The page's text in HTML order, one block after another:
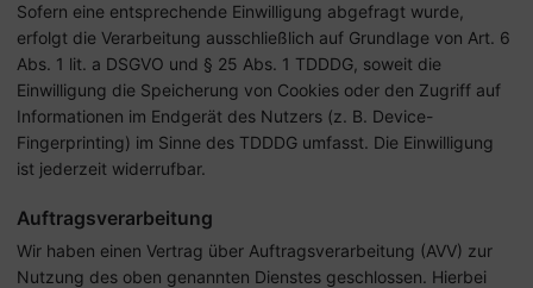
Sofern eine entsprechende Einwilligung abgefragt wurde,
erfolgt die Verarbeitung ausschließlich auf Grundlage von Art. 6
Abs. 1 lit. a DSGVO und § 25 Abs. 1 TDDDG, soweit die
Einwilligung die Speicherung von Cookies oder den Zugriff auf
Informationen im Endgerät des Nutzers (z. B. Device-
Fingerprinting) im Sinne des TDDDG umfasst. Die Einwilligung
ist jederzeit widerrufbar.
Auftragsverarbeitung
Wir haben einen Vertrag über Auftragsverarbeitung (AVV) zur
Nutzung des oben genannten Dienstes geschlossen. Hierbei